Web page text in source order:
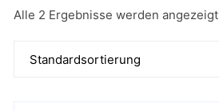
Alle 2 Ergebnisse werden angezeigt